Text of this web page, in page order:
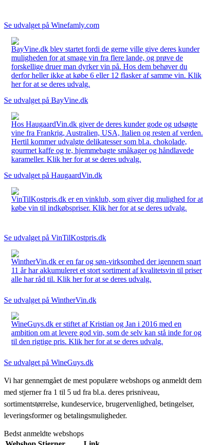
Se udvalget på Winefamly.com
BayVine.dk blev startet fordi de gerne ville give deres kunder
muligheden for at smage vin fra flere lande, og prøve de
forskellige druer man dyrker vin på. Hos dem behøver du
derfor heller ikke at købe 6 eller 12 flasker af samme vin. Klik
her for at se deres udvalg.
Se udvalget på BayVine.dk
Hos HaugaardVin.dk giver de deres kunder gode og udsøgte
vine fra Frankrig, Australien, USA, Italien og resten af verden.
Hertil kommer udvalgte delikatesser som bl.a. chokolade,
gourmet kaffe og te, hjemmebagte småkager og håndlavede
karameller. Klik her for at se deres udvalg.
Se udvalget på HaugaardVin.dk
VinTilKostpris.dk er en vinklub, som giver dig mulighed for at
købe vin til indkøbspriser. Klik her for at se deres udvalg.
Se udvalget på VinTilKostpris.dk
WintherVin.dk er en far og søn-virksomhed der igennem snart
11 år har akkumuleret et stort sortiment af kvalitetsvin til priser
alle har råd til. Klik her for at se deres udvalg.
Se udvalget på WintherVin.dk
WineGuys.dk er stiftet af Kristian og Jan i 2016 med en
ambition om at levere god vin, som de selv kan stå inde for og
til den rigtige pris. Klik her for at se deres udvalg.
Se udvalget på WineGuys.dk
Vi har gennemgået de mest populære webshops og anmeldt dem
med stjerner fra 1 til 5 ud fra bl.a. deres prisniveau,
sortimentstørrelse, kundeservice, brugervenlighed, betingelser,
leveringsformer og betalingsmuligheder.
Bedst anmeldte webshops